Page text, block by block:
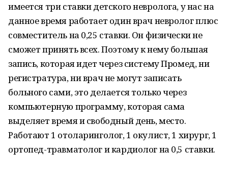
имеется три ставки дет­ского невролога, у нас на
данное время работает один врач невролог плюс
совместитель на 0,25 ставки. Он физически не
сможет принять всех. Поэтому к нему большая
запись, которая идет через систему Промед, ни
регистратура, ни врач не могут записать
больного сами, это делается только через
компьютерную программу, которая сама
выделяет время и свободный день, ме­сто.
Работают 1 отоларинголог, 1 окулист, 1 хирург, 1
ортопед-травматолог и кардиолог на 0,5 ставки.